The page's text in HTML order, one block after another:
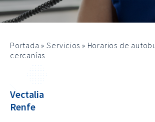
Portada »Servicios » Horarios de
cercanías
Vectalia
Renfe